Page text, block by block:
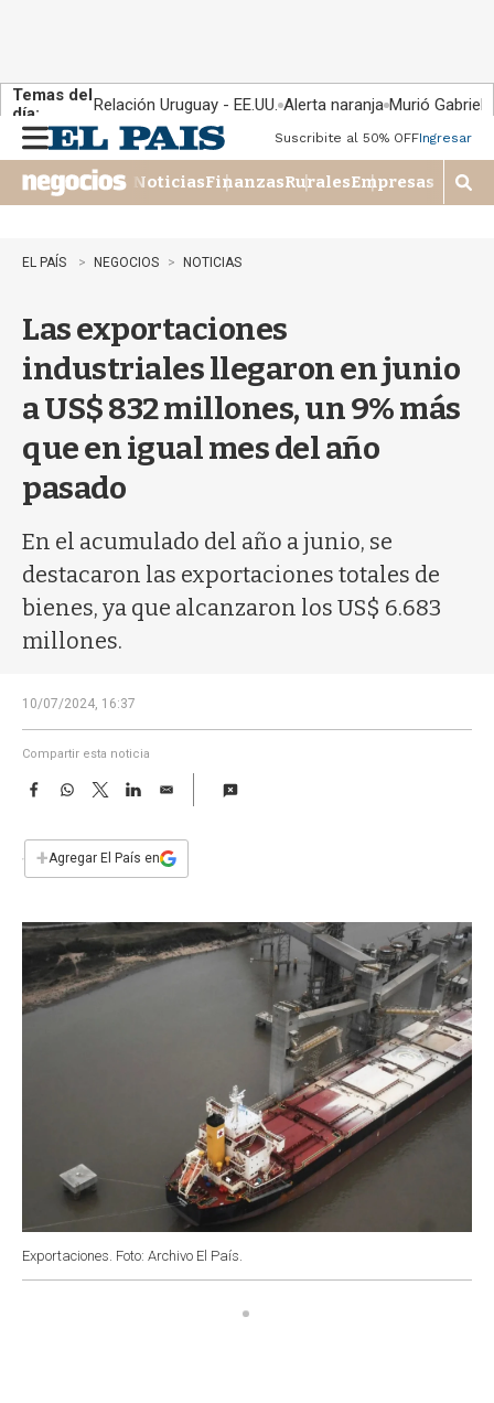
Temas del
día:
Relación Uruguay - EE.UU. Alerta naranja Murió Gabriel
n
u
Suscribite al 50% OFFIngresar
NoticiasFinanzasRuralesEmpresas
M
o
EL PAÍS NEGOCIOS NOTICIAS
Las exportaciones
industriales llegaron en junio
a US$ 832 millones, un 9% más
que en igual mes del año
pasado
En el acumulado del año a junio, se
destacaron las exportaciones totales de
bienes, ya que alcanzaron los US$ 6.683
millones.
10/07/2024, 16:37
Compartir esta noticia
F
e
b
k
W
s
p
T
w
t
L
n
E
i
l
+Agregar El País en
Exportaciones. Foto: Archivo El País.